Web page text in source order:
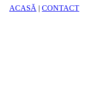
ACASĂ | CONTACT